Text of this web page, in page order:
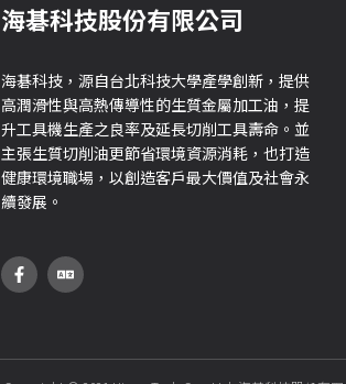
海碁科技股份有限公司
海碁科技，源自台北科技大學產學創新，提供
高潤滑性與高熱傳導性的生質金屬加工油，提
升工具機生產之良率及延長切削工具壽命。並
主張生質切削油更節省環境資源消耗，也打造
健康環境職場，以創造客戶最大價值及社會永
續發展。